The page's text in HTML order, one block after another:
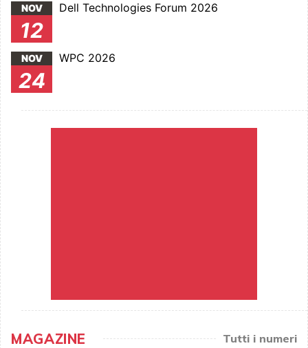
NOV
12
Dell Technologies Forum 2026
NOV
24
WPC 2026
MAGAZINE Tutti i numeri